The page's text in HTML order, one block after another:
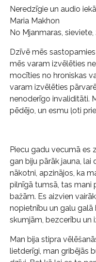
Neredzīgie un audio
Maria Makhon
No Mjanmaras, sieviete,
Dzīvē mēs
mēs varam izvēlēties
mocīties no hroniskas
varam izvēlēties
nenoderīgo invaliditāti.
pēdējo, un esmu ļoti
Piecu gadu vecumā es
gan biju pārāk jauna,
nākotni, apzinājos, ka
pilnīgā tumsā, tas mani
bažām. Es aizvien
nopietnību un galu galā
skumjām, bezcerību un
Man bija stipra
lietderīgi, man gribējās